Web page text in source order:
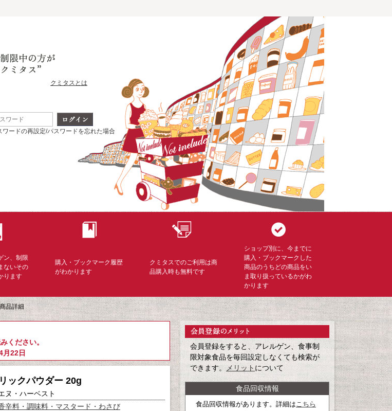
クミタスとは
ワードの再設定/パスワードを忘れた場合
ン、制限
ないその
ります
購入・ブックマーク履歴
がわかります
クミタスでのご利用は商
品購入時も無料です
ショップ別に、今までに
購入・ブックマークした
商品のうちどの商品をい
ま取り扱っているかがわ
かります
品詳細
ください。
22日
ックパウダー 20g
ヌ・ハーベスト
辛料・調味料・マスタード・わさび
会員登録をすると、アレルゲン、食事制
限対象食品を毎回設定しなくても検索が
できます。メリットについて
食品回収情報
食品回収情報があります。詳細は こちら